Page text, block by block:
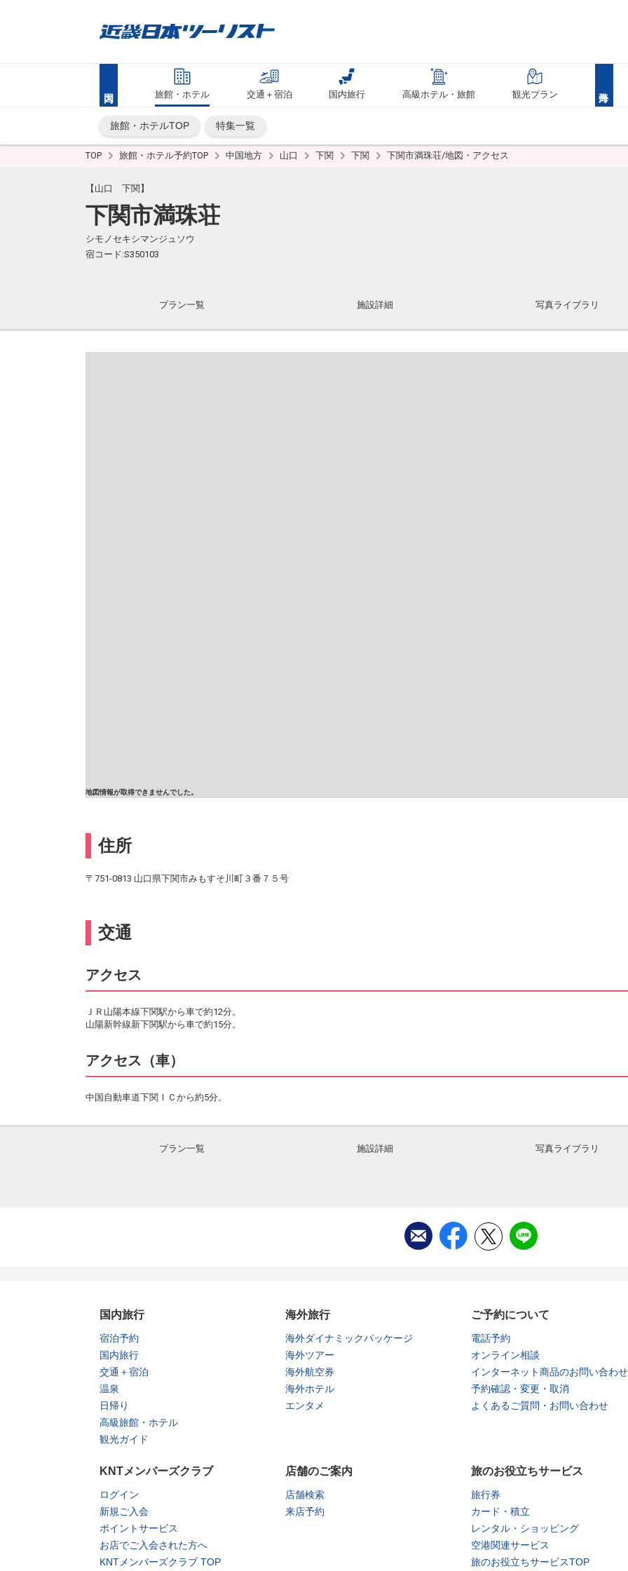
旅館・ホテル 交通＋宿泊 国内旅行 高級ホテル・旅館 観光プラン
旅館・ホテルTOP 特集一覧
TOP 旅館・ホテル予約TOP 中国地方 山口 下関 下関 下関市満珠荘/地図・アクセス
【山口 下関】
下関市満珠荘
シモノセキシマンジュソウ
宿コード:S350103
プラン一覧 施設詳細 写真ライブラリ
地図情報が取得できませんでした。
住所
〒751-0813 山口県下関市みもすそ川町３番７５号
交通
アクセス
ＪＲ山陽本線下関駅から車で約12分。
山陽新幹線新下関駅から車で約15分。
アクセス（車）
中国自動車道下関ＩＣから約5分。
プラン一覧 施設詳細 写真ライブラリ
国内旅行
宿泊予約
国内旅行
交通＋宿泊
温泉
日帰り
高級旅館・ホテル
観光ガイド
海外旅行
海外ダイナミックパッケージ
海外ツアー
海外航空券
海外ホテル
エンタメ
ご予約について
電話予約
オンライン相談
インターネット商品のお問い合わせ
予約確認・変更・取消
よくあるご質問・お問い合わせ
KNTメンバーズクラブ
ログイン
新規ご入会
ポイントサービス
お店でご入会された方へ
KNTメンバーズクラブ TOP
店舗のご案内
店舗検索
来店予約
旅のお役立ちサービス
旅行券
カード・積立
レンタル・ショッピング
空港関連サービス
旅のお役立ちサービスTOP